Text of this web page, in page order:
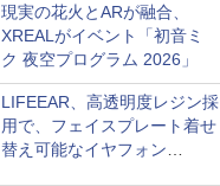
現実の花火とARが融合、
XREALがイベント「初音ミ
ク 夜空プログラム 2026」
LIFEEAR、高透明度レジン採
用で、フェイスプレート着せ
替え可能なイヤフォン